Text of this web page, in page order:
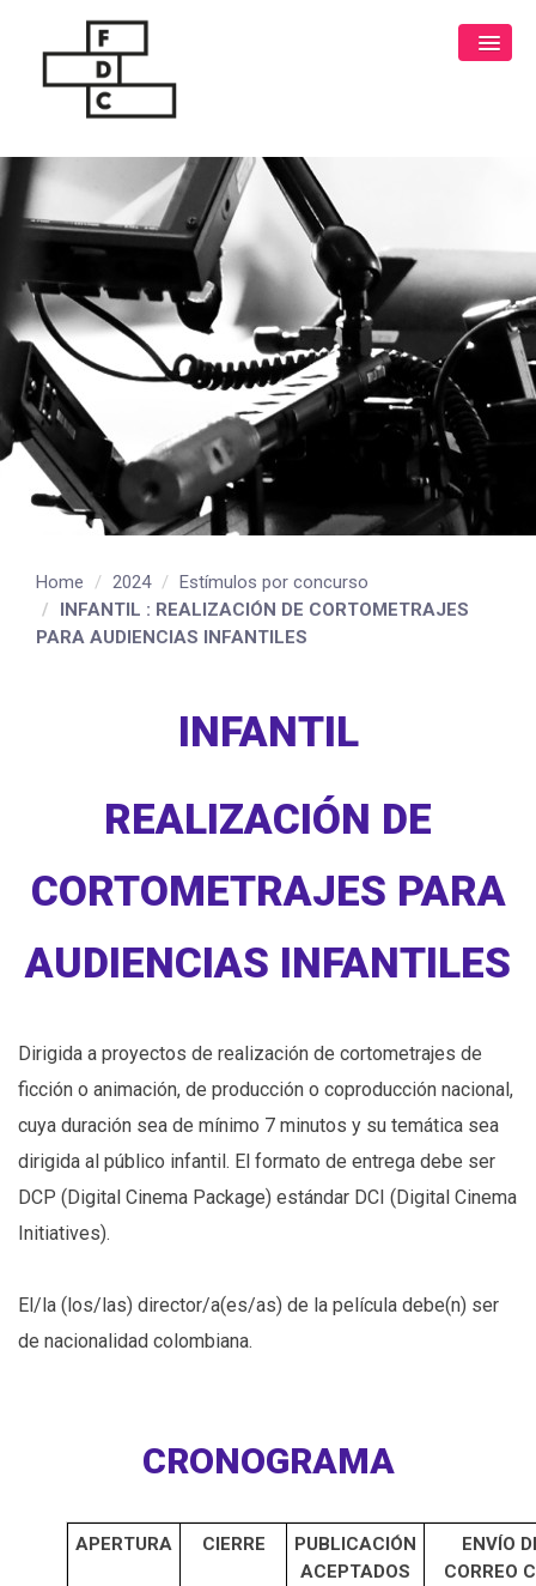
Home 2024
Estímulos por concurso
INFANTIL : REALIZACIÓN DE CORTOMETRAJES
PARA AUDIENCIAS INFANTILES
INFANTIL
REALIZACIÓN DE
CORTOMETRAJES PARA
AUDIENCIAS INFANTILES
Dirigida a proyectos de realización de cortometrajes de
ficción o animación, de producción o coproducción nacional,
cuya duración sea de mínimo 7 minutos y su temática sea
dirigida al público infantil. El formato de entrega debe ser
DCP (Digital Cinema Package) estándar DCI (Digital Cinema
Initiatives).
El/la (los/las) director/a(es/as) de la película debe(n) ser
de nacionalidad colombiana.
CRONOGRAMA
APERTURA CIERRE
PUBLICACIÓN
ACEPTADOS
ENVÍO
CORREO